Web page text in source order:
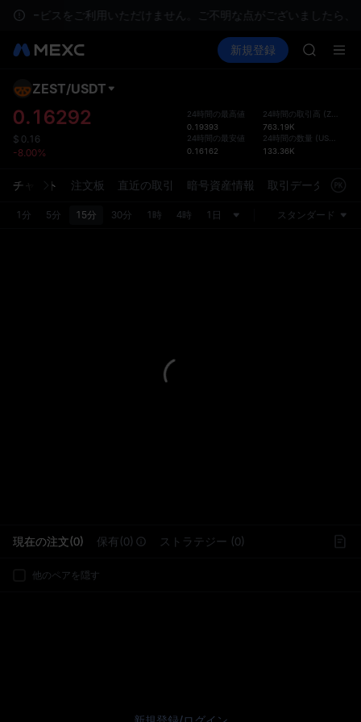
サービスをご利用いただけません。ご不明な点がございましたら
現物 先物取引 SPCX
新規登録
SKYAI
AAOI
SKYAI
環境
スタ
ZEST/USDT
0.16292
$ 0.16
-8.00%
24時間の最高値
0.19393
24時間の最安値
0.16162
24時間の取引高 (ZEST
763.19K
24時間の数量 (USDT
133.36K
チャート 注文板 直近の取引 暗号資産情報 取引データ 市
1分 5分 15分 30分 1時 4時 1日 スタンダード
現在の注文(0) 保有(0) ストラテジー (0)
他のペアを隠す